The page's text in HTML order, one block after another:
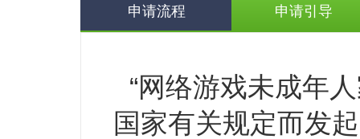
申请流程 申请引导
“网络游戏未成年
国家有关规定而发